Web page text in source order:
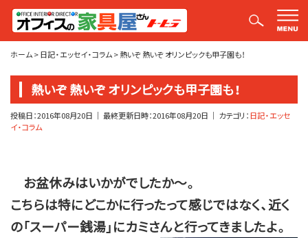
平山社長のブログ【釣りばかり日誌】
ホーム>日記・エッセイ・コラム>熱いぞ 熱いぞ オリンピックも甲子園も！
熱いぞ 熱いぞ オリンピックも甲子園も！
投稿日：2016年08月20日 ｜ 最終更新日時：2016年08月20日 ｜ カテゴリ：日記・エッセ
イ・コラム
お盆休みはいかがでしたか～。
こちらは特にどこかに行ったって感じではなく、近く
の「スーパー銭湯」にカミさんと行ってきましたよ。